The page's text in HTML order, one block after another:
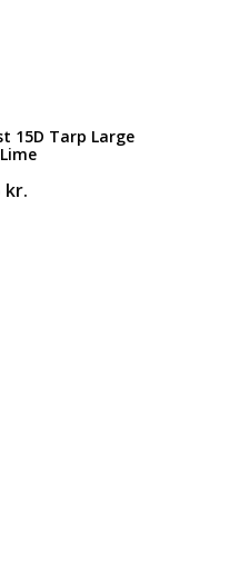
15D Tarp Large
kr.